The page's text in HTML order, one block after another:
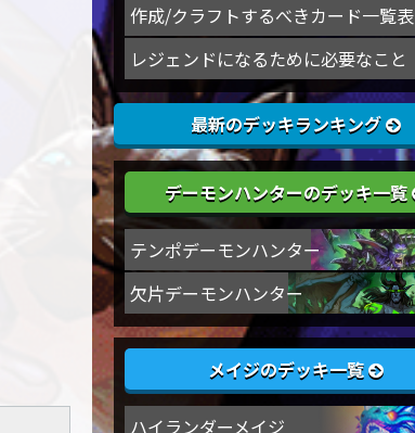
作成/クラフトするべきカード一覧表
レジェンドになるために必要なこと
最新のデッキランキング
デーモンハンターのデッキ一覧
テンポデーモンハンター
欠片デーモンハンター
メイジのデッキ一覧
ハイランダーメイジ